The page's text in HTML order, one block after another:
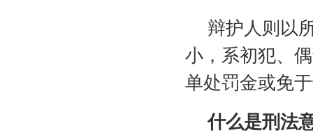
辩护人则以
小，系初犯、
单处罚金或免
什么是刑法